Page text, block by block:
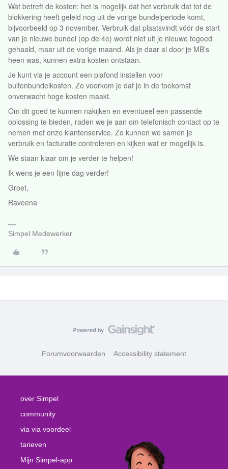
Wat betreft de kosten: het is mogelijk dat het verbruik dat tot de
blokkering heeft geleid nog uit de vorige bundelperiode komt,
bijvoorbeeld op 3 november. Verbruik dat plaatsvindt vóór de start
van je nieuwe bundel (op de 4e) wordt niet uit je nieuwe tegoed
gehaald, maar uit de vorige maand. Als je daar al door je MB’s
heen was, kunnen extra kosten ontstaan.
Je kunt via je account een plafond instellen voor
buitenbundelkosten. Zo voorkom je dat je in de toekomst
onverwacht hoge kosten maakt.
Om dit goed te kunnen nakijken en eventueel een passende
oplossing te bieden, raden we je aan om telefonisch contact op te
nemen met onze klantenservice. Zo kunnen we samen je
verbruik en facturatie controleren en kijken wat er mogelijk is.
We staan klaar om je verder te helpen!
Ik wens je een fijne dag verder!
Groet,
Raveena
Simpel Medewerker
Forumvoorwaarden Accessibility statement
over Simpel
community
via via voordeel
tarieven
Mijn Simpel-app